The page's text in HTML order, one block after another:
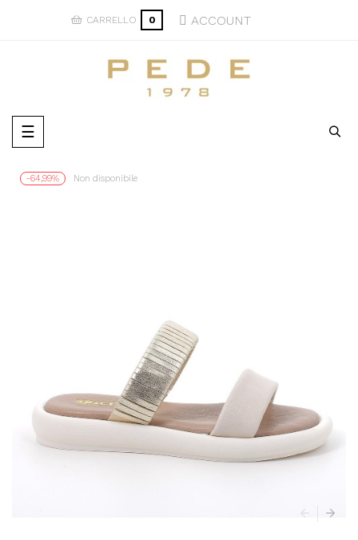
CARRELLO 0 ACCOUNT
navigazione
Toggle
☰
-64,99% Non disponibile